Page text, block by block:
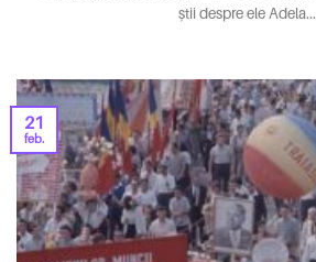
știi despre ele Adela...
21
feb.